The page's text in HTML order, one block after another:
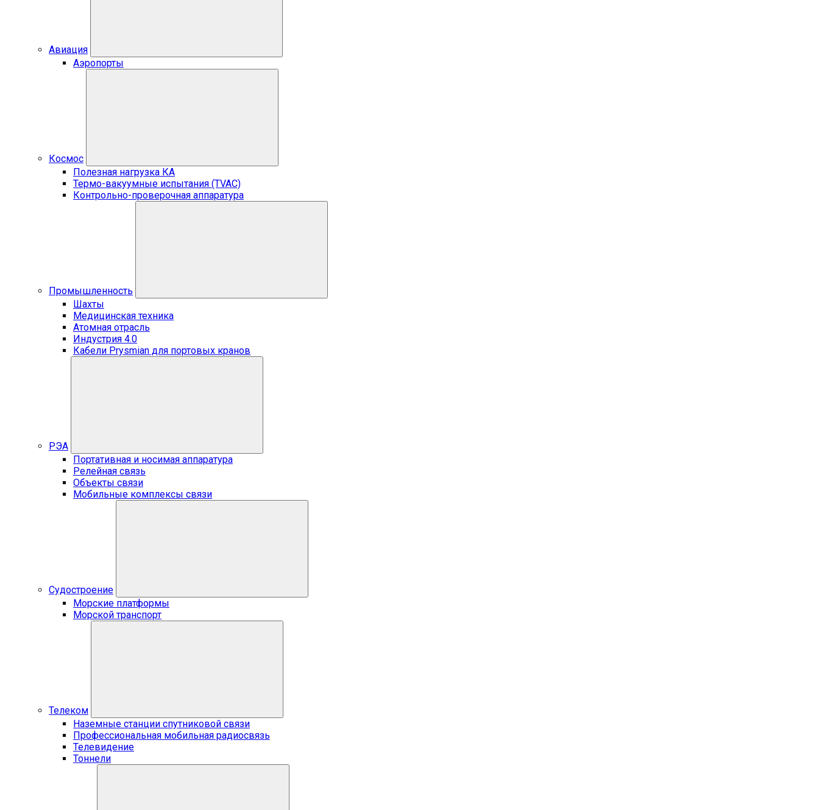
Авиация
Аэропорты
Космос
Полезная нагрузка КА
Термо-вакуумные испытания (TVAC)
Контрольно-проверочная аппаратура
Промышленность
Шахты
Медицинская техника
Атомная отрасль
Индустрия 4.0
Кабели Prysmian для портовых кранов
РЭА
Портативная и носимая аппаратура
Релейная связь
Объекты связи
Мобильные комплексы связи
Судостроение
Морские платформы
Морской транспорт
Телеком
Наземные станции спутниковой связи
Профессиональная мобильная радиосвязь
Телевидение
Тоннели